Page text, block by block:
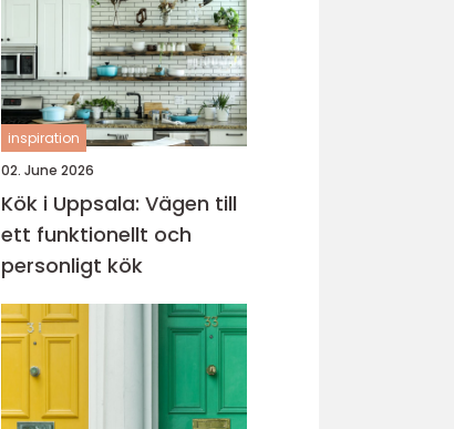
inspiration
02. June 2026
Kök i Uppsala: Vägen till
ett funktionellt och
personligt kök